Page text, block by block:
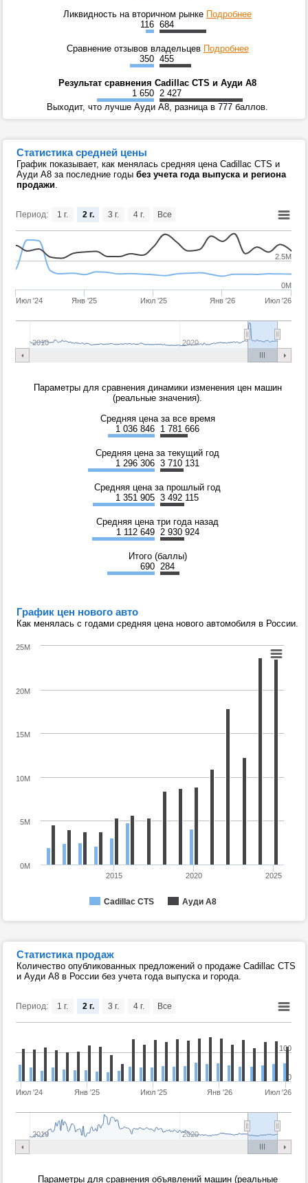
Ликвидность на вторичном рынке Подробнее
116 684
Сравнение отзывов владельцев Подробнее
350 455
Результат сравнения Cadillac CTS и Ауди А8
1 650 2 427
Выходит, что лучше Ауди А8, разница в 777 баллов.
Статистика средней цены
График показывает, как менялась средняя цена Cadillac CTS и
Ауди А8 за последние годы без учета года выпуска и региона
продажи
Период:
Июл '24 Янв '25 Июл '25 Янв '26 Июл '26
2010 2020
0M
2.5M
1 г. 2 г. 3 г. 4 г. Все
Параметры для сравнения динамики изменения цен машин
(реальные значения).
Средняя цена за все время
1 036 846 1 781 666
Средняя цена за текущий год
1 296 306 3 710 131
Средняя цена за прошлый год
1 351 905 3 492 115
Средняя цена три года назад
1 112 649 2 930 924
Итого (баллы)
690 284
График цен нового авто
Как менялась с годами средняя цена нового автомобиля в России.
Cadillac CTS Ауди А8
2015 2020 2025
0M
5M
10M
15M
20M
25M
Статистика продаж
Количество опубликованных предложений о продаже Cadillac CTS
и Ауди А8 в России без учета года выпуска и города.
Период:
Июл '24 Янв '25 Июл '25 Янв '26 Июл '26
2010 2020
0
100
1 г. 2 г. 3 г. 4 г. Все
Параметры для сравнения объявлений машин (реальные